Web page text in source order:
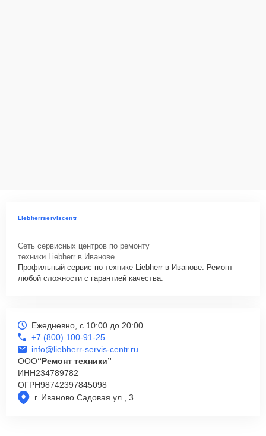
Liebherrserviscentr
Сеть сервисных центров по ремонту
техники Liebherr в Иванове.
Профильный сервис по технике Liebherr в Иванове. Ремонт
любой сложности с гарантией качества.
г. Иваново Садовая ул., 3
Ежедневно, с 10:00 до 20:00
+7 (800) 100-91-25
info@liebherr-servis-centr.ru
ООО“Ремонт техники”
ИНН234789782
ОГРН98742397845098